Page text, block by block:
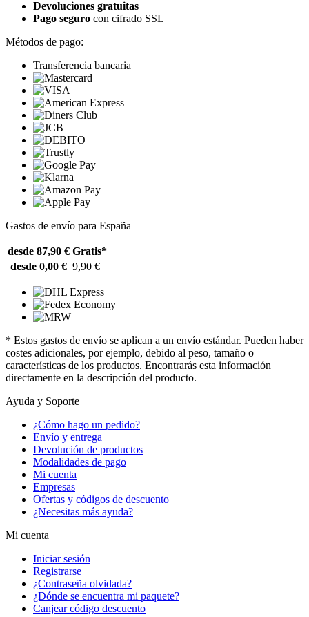
Devoluciones gratuitas
Pago seguro con cifrado SSL
Métodos de pago:
Transferencia bancaria
Gastos de envío para España
desde 87,90 € Gratis*
desde 0,00 € 9,90 €
* Estos gastos de envío se aplican a un envío estándar. Pueden haber
costes adicionales, por ejemplo, debido al peso, tamaño o
características de los productos. Encontrarás esta información
directamente en la descripción del producto.
Ayuda y Soporte
¿Cómo hago un pedido?
Envío y entrega
Devolución de productos
Modalidades de pago
Mi cuenta
Empresas
Ofertas y códigos de descuento
¿Necesitas más ayuda?
Mi cuenta
Iniciar sesión
Registrarse
¿Contraseña olvidada?
¿Dónde se encuentra mi paquete?
Canjear código descuento